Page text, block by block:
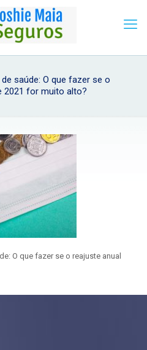
saúde: O que fazer se o
2021 for muito alto?
O que fazer se o reajuste anual